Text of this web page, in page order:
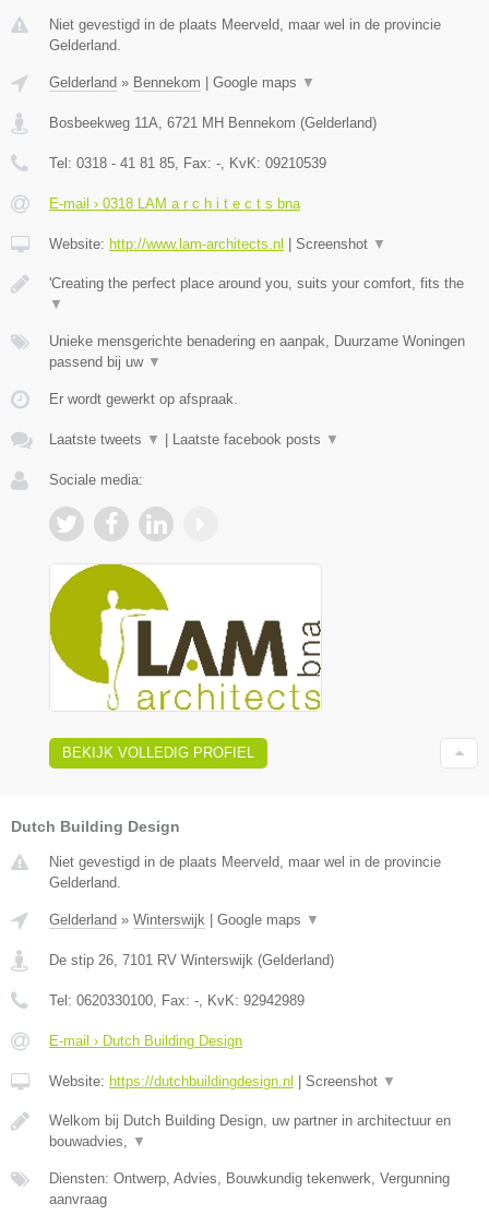
Niet gevestigd in de plaats Meerveld, maar wel in de provincie
Gelderland.
Gelderland » Bennekom | Google maps ▼
Bosbeekweg 11A 6721 MH Bennekom (Gelderland)
Tel: 0318 - 41 81 85 , Fax: - , KvK: 09210539
E-mail › 0318 LAM a r c h i t e c t s bna
Website: http://www.lam-architects.nl | Screenshot ▼
'Creating the perfect place around you, suits your comfort, fits the
▼
Unieke mensgerichte benadering en aanpak, Duurzame Woningen
passend bij uw ▼
Er wordt gewerkt op afspraak.
Laatste tweets ▼ | Laatste facebook posts ▼
Sociale media:
BEKIJK VOLLEDIG PROFIEL
Dutch Building Design
Niet gevestigd in de plaats Meerveld, maar wel in de provincie
Gelderland.
Gelderland » Winterswijk | Google maps ▼
De stip 26 7101 RV Winterswijk (Gelderland)
Tel: 0620330100 , Fax: - , KvK: 92942989
E-mail › Dutch Building Design
Website: https://dutchbuildingdesign.nl | Screenshot ▼
Welkom bij Dutch Building Design, uw partner in architectuur en
bouwadvies,
▼
Diensten: Ontwerp, Advies, Bouwkundig tekenwerk, Vergunning
aanvraag